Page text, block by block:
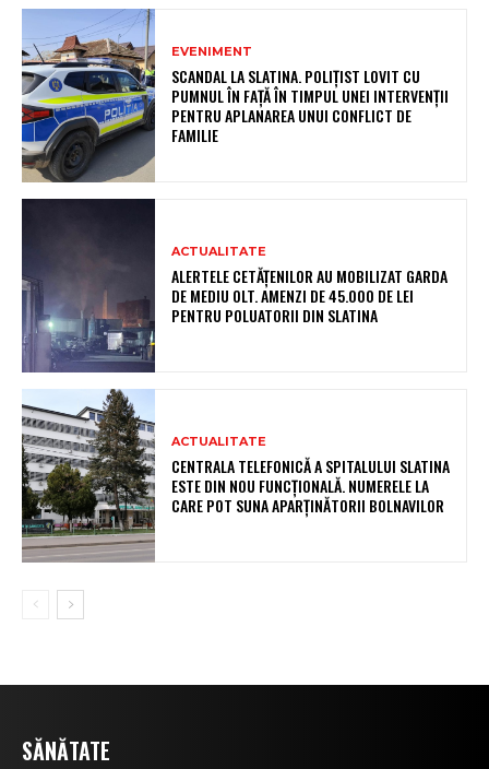
EVENIMENT
SCANDAL LA SLATINA. POLIȚIST LOVIT CU
PUMNUL ÎN FAȚĂ ÎN TIMPUL UNEI INTERVENȚII
PENTRU APLANAREA UNUI CONFLICT DE
FAMILIE
ACTUALITATE
ALERTELE CETĂȚENILOR AU MOBILIZAT GARDA
DE MEDIU OLT. AMENZI DE 45.000 DE LEI
PENTRU POLUATORII DIN SLATINA
ACTUALITATE
CENTRALA TELEFONICĂ A SPITALULUI SLATINA
ESTE DIN NOU FUNCȚIONALĂ. NUMERELE LA
CARE POT SUNA APARȚINĂTORII BOLNAVILOR
SĂNĂTATE